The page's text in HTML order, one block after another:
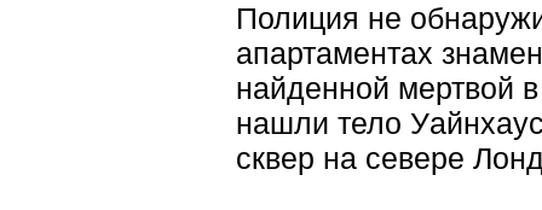
Полиция не
апартаментах
найденной мертвой
нашли тело
сквер на севере